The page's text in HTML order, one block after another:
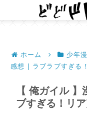
ホーム 少年
感想 | ラブラブすぎる
【 俺ガイル
ブすぎる！リ